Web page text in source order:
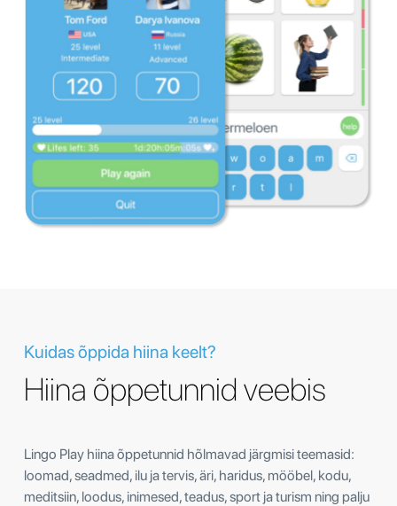
Kuidas õppida hiina keelt?
Hiina õppetunnid veebis
Lingo Play hiina õppetunnid hõlmavad järgmisi teemasid:
loomad, seadmed, ilu ja tervis, äri, haridus, mööbel, kodu,
meditsiin, loodus, inimesed, teadus, sport ja turism ning palju